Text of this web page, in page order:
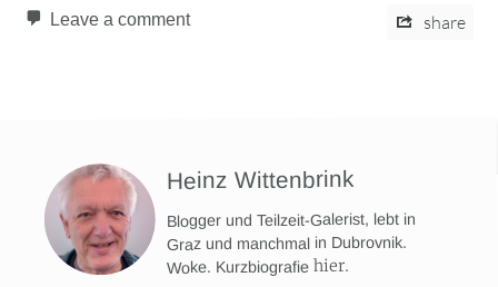
Leave a comment share
Heinz Wittenbrink
Blogger und Teilzeit-Galerist, lebt in
Graz und manchmal in Dubrovnik.
Woke. Kurzbiografiehier.